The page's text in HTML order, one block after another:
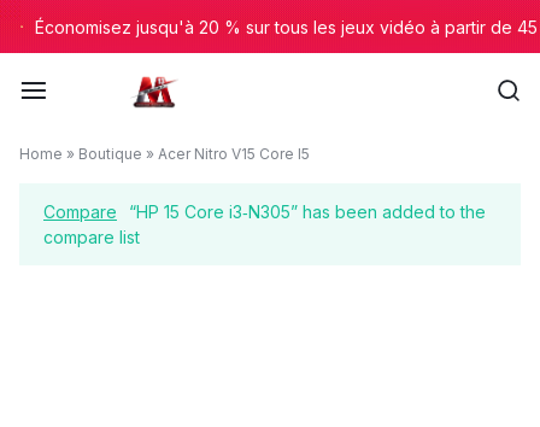
Aller
Économisez jusqu'à 20 % sur tous les jeux vidéo à partir de
de
Home » Boutique » Acer Nitro V15 Core I5
Compare
“HP 15 Core i3‑N305” has been added to the
compare list